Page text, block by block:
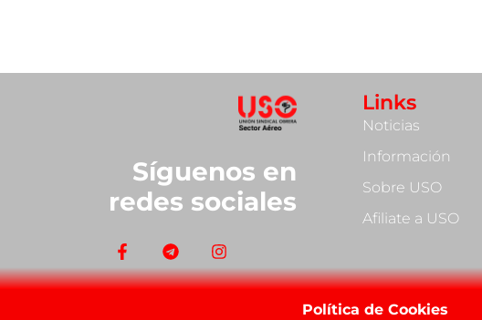
Síguenos en
redes sociales
Links
Noticias
Información
Sobre USO
Afiliate a USO
Política de Cookies